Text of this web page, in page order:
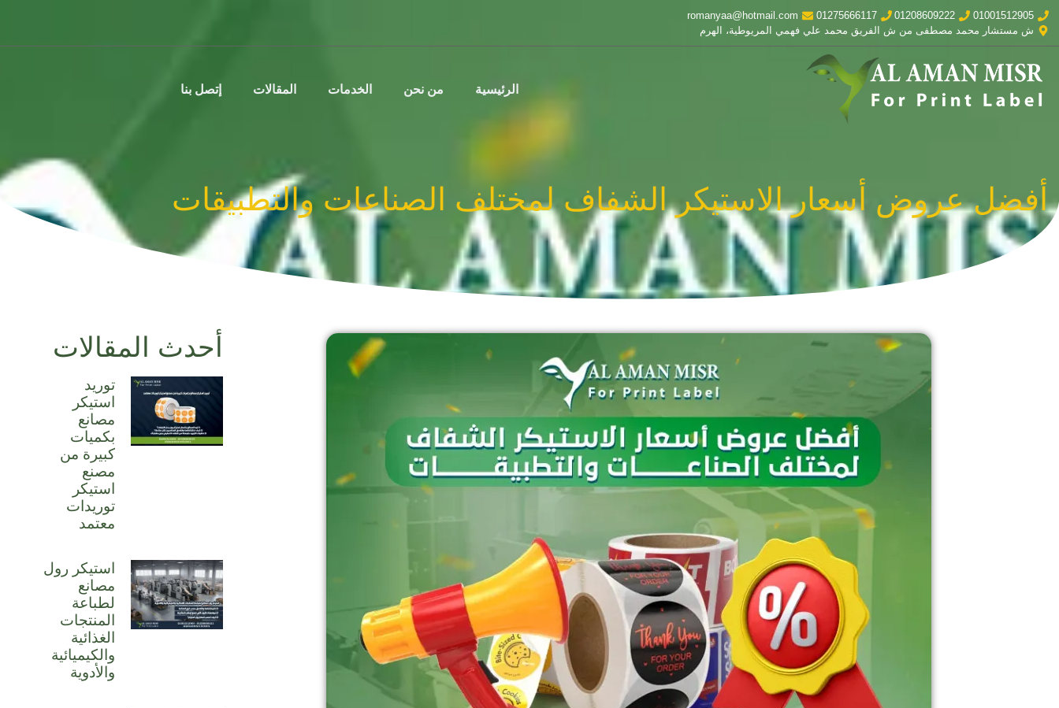
01001512905
01208609222
01275666117
romanyaa@hotmail.com
ش مستشار محمد مصطفى من ش الفريق محمد علي فهمي المريوطية، الهرم
الرئيسية من نحن الخدمات المقالات إتصل بنا
أفضل عروض أسعار الاستيكر الشفاف لمختلف الصناعات والتطبيقات
أحدث المقالات
توريد
استيكر
مصانع
بكميات
كبيرة من
مصنع
استيكر
توريدات
معتمد
استيكر رول
مصانع
لطباعة
المنتجات
الغذائية
والكيميائية
والأدوية